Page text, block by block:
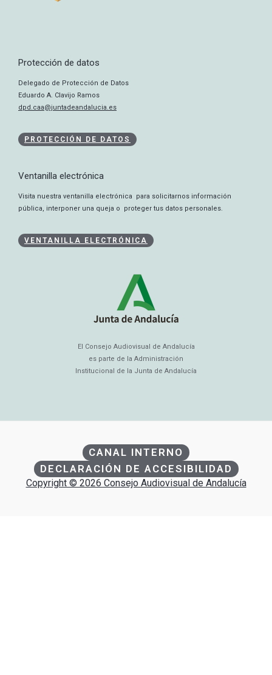
Protección de datos
Delegado de Protección de Datos
Eduardo A. Clavijo Ramos
dpd.caa@juntadeandalucia.es
PROTECCIÓN DE DATOS
Ventanilla electrónica
Visita nuestra ventanilla electrónica para solicitarnos información
pública, interponer una queja o proteger tus datos personales.
VENTANILLA ELECTRÓNICA
El Consejo Audiovisual de Andalucía
es parte de la Administración
Institucional de la Junta de Andalucía
CANAL INTERNO
DECLARACIÓN DE ACCESIBILIDAD
Copyright © 2026 Consejo Audiovisual de Andalucía